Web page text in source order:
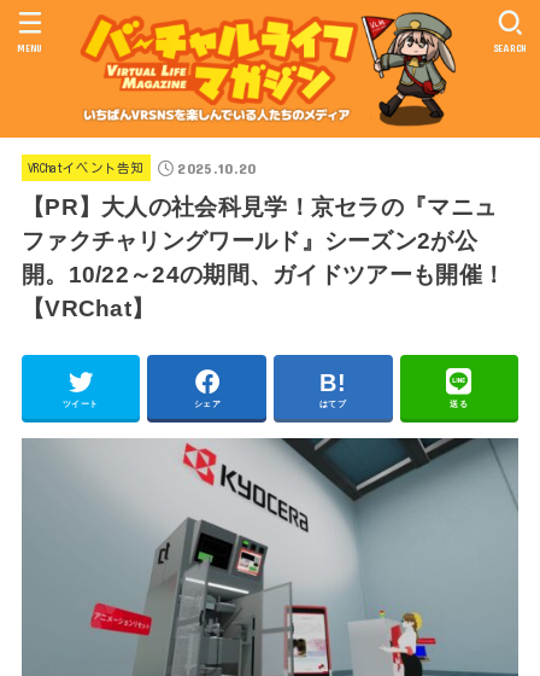
SEARCH
MENU
VRChatイベント告知 2025.10.20
【PR】大人の社会科見学！京セラの『マニュ
ファクチャリングワールド』シーズン2が公
開。10/22～24の期間、ガイドツアーも開催！
【VRChat】
ツイート シェア はてブ 送る